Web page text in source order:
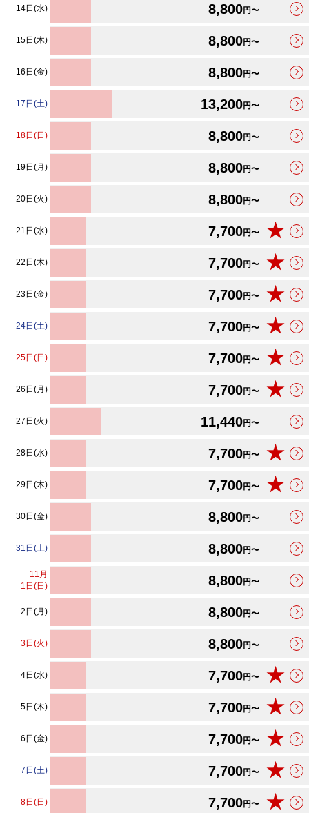
14日(水) 8,800円〜
15日(木) 8,800円〜
16日(金) 8,800円〜
17日(土) 13,200円〜
18日(日) 8,800円〜
19日(月) 8,800円〜
20日(火) 8,800円〜
21日(水) 7,700円〜 ★
22日(木) 7,700円〜 ★
23日(金) 7,700円〜 ★
24日(土) 7,700円〜 ★
25日(日) 7,700円〜 ★
26日(月) 7,700円〜 ★
27日(火) 11,440円〜
28日(水) 7,700円〜 ★
29日(木) 7,700円〜 ★
30日(金) 8,800円〜
31日(土) 8,800円〜
11 月
1日(日)
8,800円〜
2日(月) 8,800円〜
3日(火) 8,800円〜
4日(水) 7,700円〜 ★
5日(木) 7,700円〜 ★
6日(金) 7,700円〜 ★
7日(土) 7,700円〜 ★
8日(日) 7,700円〜 ★